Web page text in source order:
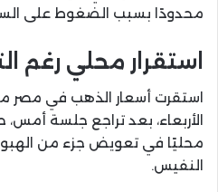
محدودًا بسبب الضغوط على
استقرار محلي رغم
استقرت أسعار الذهب في مصر
الأربعاء، بعد تراجع جلسة أمس،
محليًا في تعويض جزء من
النفيس.